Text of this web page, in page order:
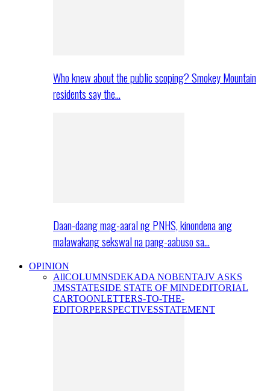
Who knew about the public scoping? Smokey Mountain
residents say the…
Daan-daang mag-aaral ng PNHS, kinondena ang
malawakang sekswal na pang-aabuso sa…
OPINION
AllCOLUMNSDEKADA NOBENTAJV ASKS
JMSSTATESIDE STATE OF MINDEDITORIAL
CARTOONLETTERS-TO-THE-
EDITORPERSPECTIVESSTATEMENT